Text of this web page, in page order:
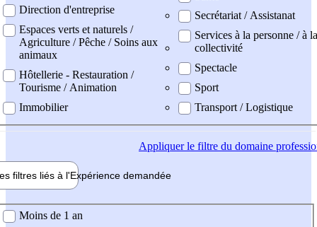
Direction d'entreprise
Espaces verts et naturels /
Agriculture / Pêche / Soins aux
animaux
Hôtellerie - Restauration /
Tourisme / Animation
Immobilier
Secrétariat / Assistanat
Services à la personne / à la
collectivité
Spectacle
Sport
Transport / Logistique
Appliquerle filtre du domaine
filtres liés à l'Expérience demandée
demandée
Moins de 1 an